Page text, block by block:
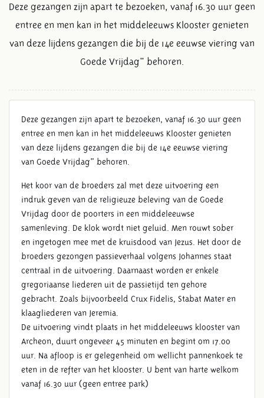
14E EEUWSE VIERING VAN
GOEDE VRIJDAG
Deze gezangen zijn apart te bezoeken, vanaf 16.30 uur geen
entree en men kan in het middeleeuws Klooster genieten
van deze lijdens gezangen die bij de 14e eeuwse viering van
Goede Vrijdag" behoren.
Deze gezangen zijn apart te bezoeken, vanaf 16.30 uur geen
entree en men kan in het middeleeuws Klooster genieten
van deze lijdens gezangen die bij de 14e eeuwse viering
van Goede Vrijdag" behoren.
Het koor van de broeders zal met deze uitvoering een
indruk geven van de religieuze beleving van de Goede
Vrijdag door de poorters in een middeleeuwse
samenleving. De klok wordt niet geluid. Men rouwt sober
en ingetogen mee met de kruisdood van Jezus. Het door de
broeders gezongen passieverhaal volgens Johannes staat
centraal in de uitvoering. Daarnaast worden er enkele
gregoriaanse liederen uit de passietijd ten gehore
gebracht. Zoals bijvoorbeeld Crux Fidelis, Stabat Mater en
klaagliederen van Jeremia.
De uitvoering vindt plaats in het middeleeuws klooster van
Archeon, duurt ongeveer 45 minuten en begint om 17.00
uur. Na afloop is er gelegenheid om wellicht pannenkoek te
eten in de refter van het klooster. U bent van harte welkom
vanaf 16.30 uur (geen entree park)